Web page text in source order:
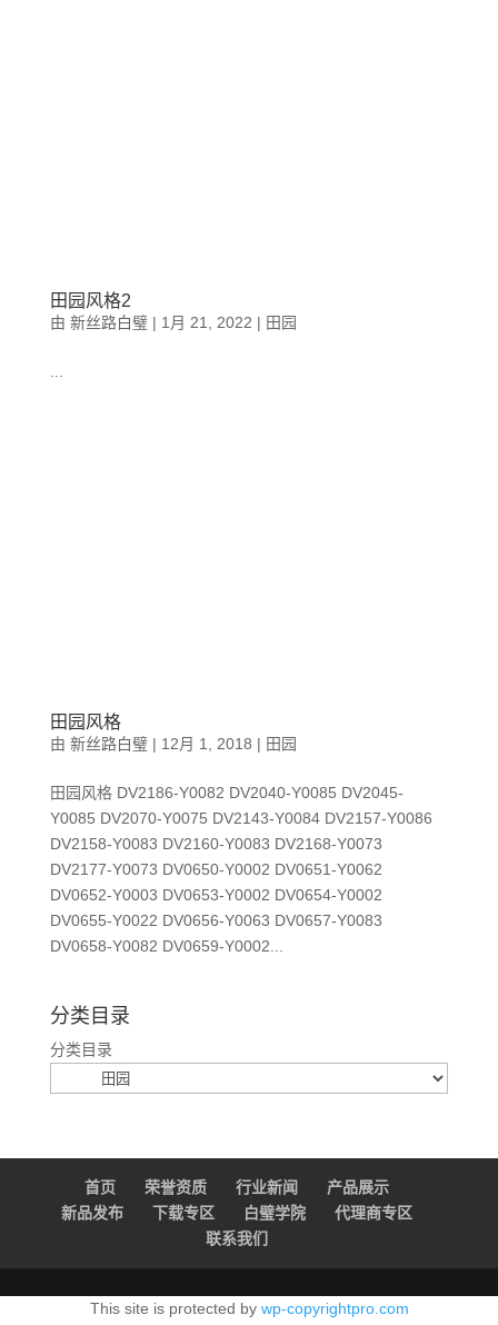
田园风格2
由 新丝路白璧| 1月 21, 2022 | 田园
田园风格
由 新丝路白璧| 12月 1, 2018 | 田园
田园风格 DV2186-Y0082 DV2040-Y0085 DV2045-
Y0085 DV2070-Y0075 DV2143-Y0084 DV2157-Y0086
DV2158-Y0083 DV2160-Y0083 DV2168-Y0073
DV2177-Y0073 DV0650-Y0002 DV0651-Y0062
DV0652-Y0003 DV0653-Y0002 DV0654-Y0002
DV0655-Y0022 DV0656-Y0063 DV0657-Y0083
DV0658-Y0082 DV0659-Y0002...
分类目录
分类目录
首页 荣誉资质 行业新闻
产品展示
新品发布
下载专区 白璧学院
代理商专区
联系我们
This site is protected by wp-copyrightpro.com